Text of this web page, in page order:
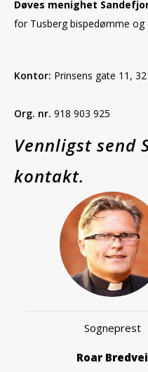
Døves menighet
for Tusberg bispedømme og
Kontor: Prinsens gate 11,
Org. nr. 918 903 925
Vennligst send
kontakt.
Sogneprest
Roar Bredvei